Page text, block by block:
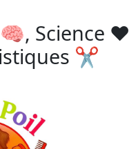
Science ❤️
✂️